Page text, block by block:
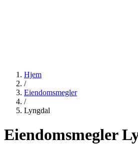
Hjem
/
Eiendomsmegler
/
Lyngdal
Eiendomsmegler